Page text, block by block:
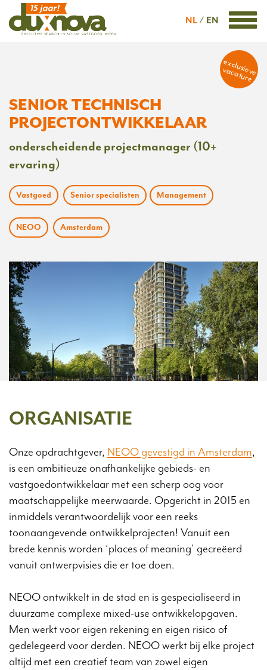
NL EN
exclusieve
vacature
SENIOR TECHNISCH
PROJECTONTWIKKELAAR
onderscheidende projectmanager (10+
ervaring)
Vastgoed Senior specialisten Management
NEOO Amsterdam
ORGANISATIE
Onze opdrachtgever, NEOO gevestigd in Amsterdam,
is een ambitieuze onafhankelijke gebieds- en
vastgoedontwikkelaar met een scherp oog voor
maatschappelijke meerwaarde. Opgericht in 2015 en
inmiddels verantwoordelijk voor een reeks
toonaangevende ontwikkelprojecten! Vanuit een
brede kennis worden ‘places of meaning’ gecreëerd
vanuit ontwerpvisies die er toe doen.
NEOO ontwikkelt in de stad en is gespecialiseerd in
duurzame complexe mixed-use ontwikkelopgaven.
Men werkt voor eigen rekening en eigen risico of
gedelegeerd voor derden. NEOO werkt bij elke project
altijd met een creatief team van zowel eigen